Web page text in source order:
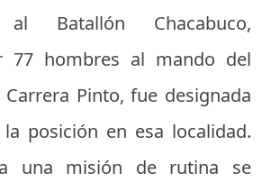
al Batallón Chacabuco,
77 hombres al mando del
Pinto, fue designada
posición en esa localidad.
una misión de rutina se